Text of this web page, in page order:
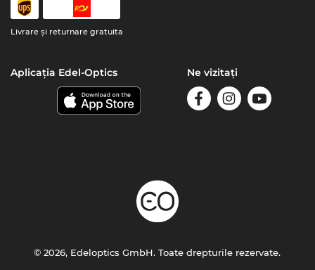
Livrare şi returnare gratuita
Aplicația Edel-Optics Ne vizitați
© 2026, Edeloptics GmbH. Toate drepturile rezervate.